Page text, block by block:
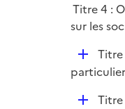
e
r
p
l
e
r
Titre 4 :
sur les
D
é
Titre
D